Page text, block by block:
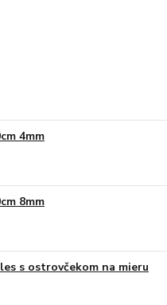
4mm
8mm
s ostrovčekom na mieru